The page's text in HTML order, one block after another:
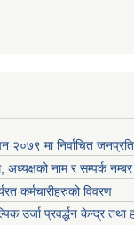
२०७९ मा निर्वाचित
अध्यक्षको नाम र सम्पर्क नम्बर
कर्मचारीहरुको विवरण
उर्जा प्रवर्द्धन केन्द्र